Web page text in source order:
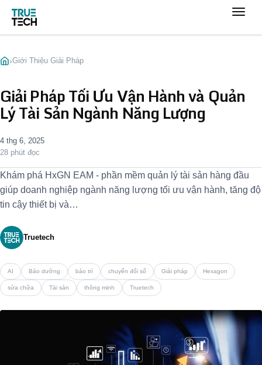
›Giới Thiệu Giải Pháp
Giải Pháp Tối Ưu Vận Hành và Quản
Lý Tài Sản Ngành Năng Lượng
4 thg 6, 2025
28 phút đọc
Khám phá HxGN EAM - phần mềm quản lý tài sản hàng đầu
giúp doanh nghiệp ngành năng lượng tối ưu vận hành, tăng độ
tin cậy thiết bị và…
Truetech
AI Bảo dưỡng bảo trì chuyển đổi số Giải pháp Hexagon
sửa chữa Tài sản thông minh Truetech